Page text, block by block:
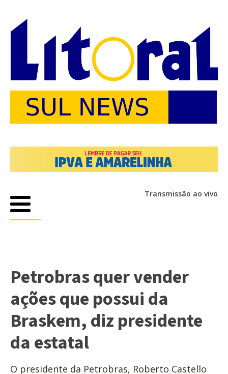
Transmissão ao vivo
Petrobras quer vender
ações que possui da
Braskem, diz presidente
da estatal
O presidente da Petrobras, Roberto Castello